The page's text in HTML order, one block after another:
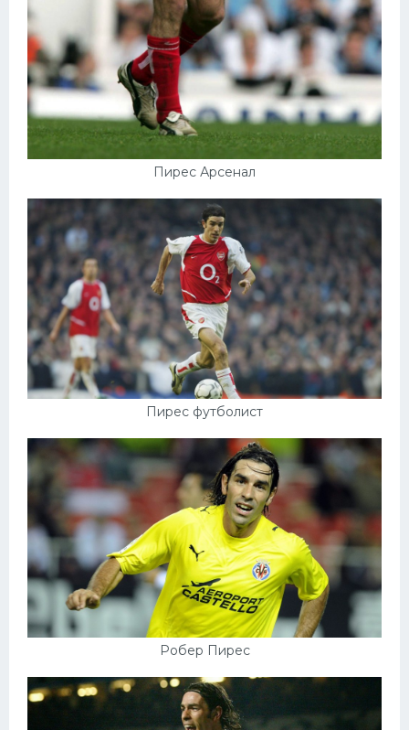
Пирес Арсенал
Пирес футболист
Робер Пирес